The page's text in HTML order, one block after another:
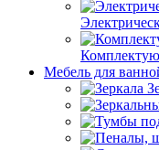
Мебель для